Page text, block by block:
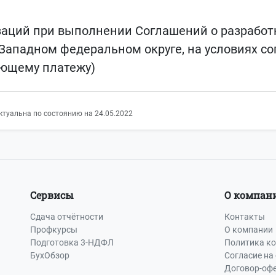
при выполнении Соглашений о
федеральном округе, на условиях
платежу)
по состоянию на 24.05.2022
Сервисы
Сдача отчётности
Профкурсы
Подготовка 3-НДФЛ
БухОбзор
О
Контакты
О компании
Политика
Согласие
Договор-